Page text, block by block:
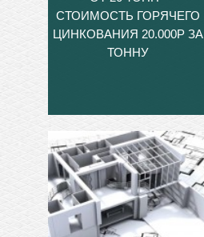
СТОИМОСТЬ ГОРЯЧЕГО
ЦИНКОВАНИЯ 20.000Р ЗА
ТОННУ